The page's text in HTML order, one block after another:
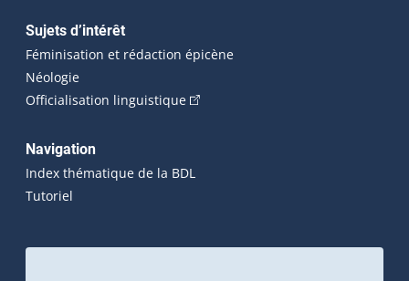
Sujets d’intérêt
Féminisation et rédaction épicène
Néologie
Officialisation linguistique(Cet hyperlien externe s'ouvrira
Navigation
Index thématique de la BDL
Tutoriel